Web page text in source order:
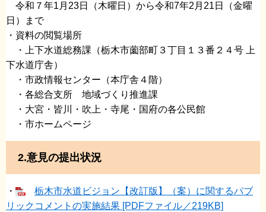
令和７年1月23日（木曜日）から令和7年2月21日（金曜
日）まで
・資料の閲覧場所
・上下水道総務課（栃木市薗部町３丁目１３番２４号 上
下水道庁舎）
・市政情報センター（本庁舎４階）
・各総合支所 地域づくり推進課
・大宮・皆川・吹上・寺尾・国府の各公民館
・市ホームページ
2.意見の提出状況
・
栃木市水道ビジョン【改訂版】（案）に関するパブ
リックコメントの実施結果 [PDFファイル／219KB]